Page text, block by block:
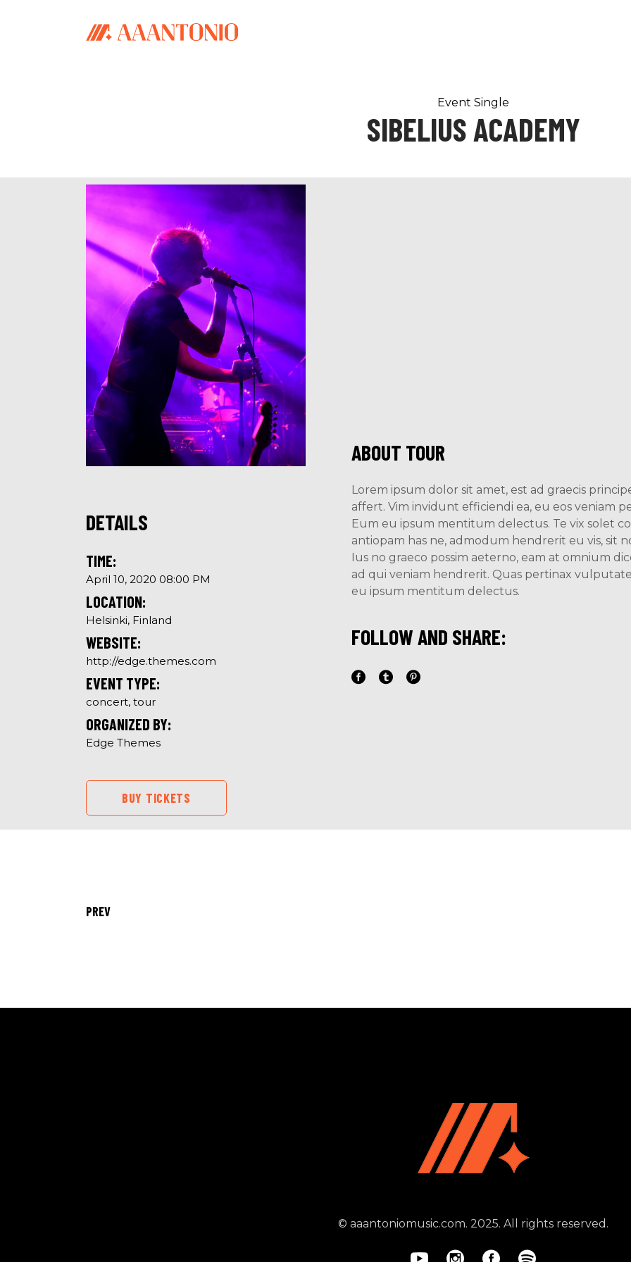
Event Single
SIBELIUS ACADEMY
DETAILS
TIME:
April 10, 2020 08:00 PM
LOCATION:
Helsinki, Finland
WEBSITE:
http://edge.themes.com
EVENT TYPE:
concert, tour
ORGANIZED BY:
Edge Themes
BUY TICKETS
ABOUT TOUR
Lorem ipsum dolor sit amet, est ad graecis
affert. Vim invidunt efficiendi ea, eu eos veniam
Eum eu ipsum mentitum delectus. Te vix solet
antiopam has ne, admodum hendrerit eu vis, sit
Ius no graeco possim aeterno, eam at omnium
ad qui veniam hendrerit. Quas pertinax
eu ipsum mentitum delectus.
FOLLOW AND SHARE:
PREV
© aaantoniomusic.com. 2025. All rights reserved.